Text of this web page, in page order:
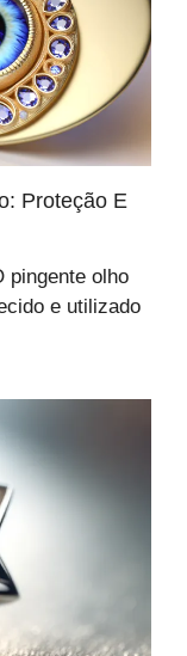
Proteção E
pingente olho
e utilizado